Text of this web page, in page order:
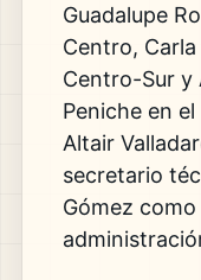
Guadalupe
Centro,
Centro-Sur y
Peniche en
Altair
secretario
Gómez